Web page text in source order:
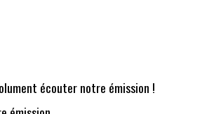
écouter notre émission !